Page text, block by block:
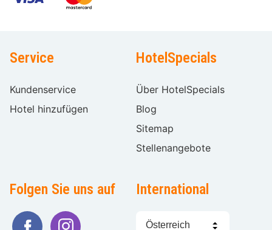
Service
Kundenservice
Hotel hinzufügen
HotelSpecials
Über HotelSpecials
Blog
Sitemap
Stellenangebote
Folgen Sie uns auf International
Sprache